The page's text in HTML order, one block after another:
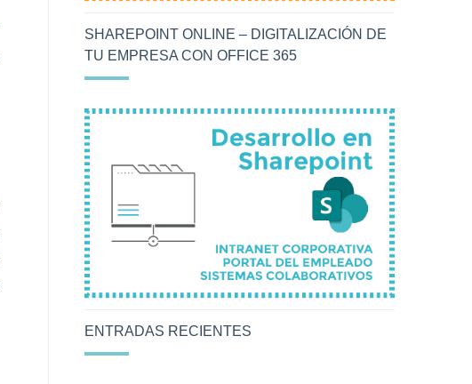
SHAREPOINT ONLINE – DIGITALIZACIÓN DE
TU EMPRESA CON OFFICE 365
ENTRADAS RECIENTES